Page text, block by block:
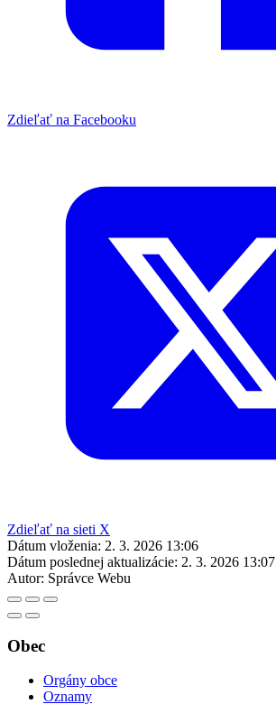
Zdieľať na Facebooku
Zdieľať na sieti X
Dátum vloženia: 2. 3. 2026 13:06
Dátum poslednej aktualizácie: 2. 3. 2026 13:07
Autor: Správce Webu
Obec
Orgány obce
Oznamy